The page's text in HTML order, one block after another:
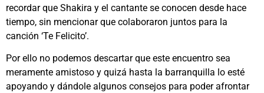
recordar que Shakira y el cantante se conocen desde hace
tiempo, sin mencionar que colaboraron juntos para la
canción ‘Te Felicito’.
Por ello no podemos descartar que este encuentro sea
meramente amistoso y quizá hasta la barranquilla lo esté
apoyando y dándole algunos consejos para poder afrontar